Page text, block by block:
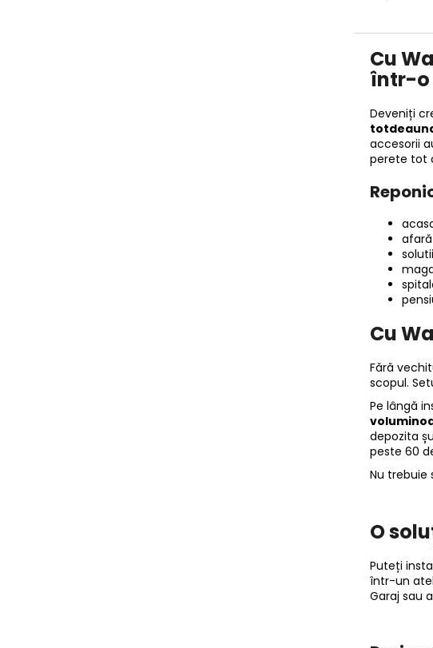
Cu
într-o
Deveniți
accesorii
perete tot
Cu
Fără
scopul.
Pe lângă
depozita
peste 60
Nu trebuie
O
Puteți
într-un
Garaj sau